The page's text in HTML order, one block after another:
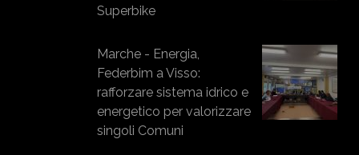
Superbike
Marche - Energia,
Federbim a Visso:
rafforzare sistema idrico e
energetico per valorizzare
singoli Comuni